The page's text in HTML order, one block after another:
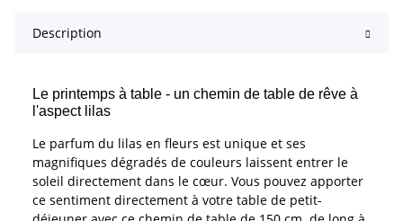
Description
Le printemps à table - un chemin de table de rêve à
l'aspect lilas
Le parfum du lilas en fleurs est unique et ses
magnifiques dégradés de couleurs laissent entrer le
soleil directement dans le cœur. Vous pouvez apporter
ce sentiment directement à votre table de petit-